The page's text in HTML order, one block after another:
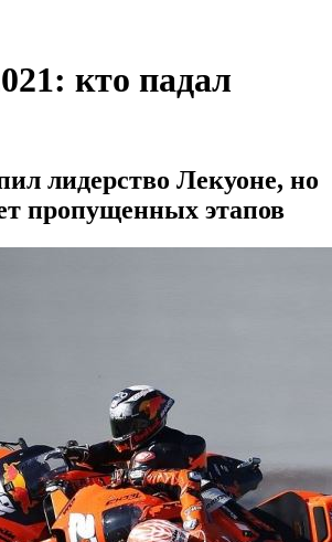
кто падал
лидерство Лекуоне, но
пропущенных этапов